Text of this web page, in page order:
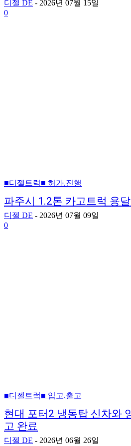
디젤 DE - 2026년 07월 15일
0
■디젤트럭■ 허가.진행
파주시 1.2톤 카고트럭 용
디젤 DE - 2026년 07월 09일
0
■디젤트럭■ 입고.출고
현대 포터2 냉동탑 신차와
고 완료
디젤 DE - 2026년 06월 26일